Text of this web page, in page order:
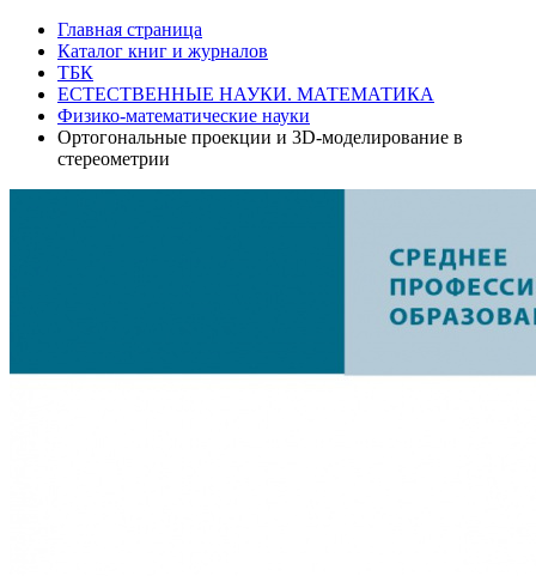
Главная страница
Каталог книг и журналов
ТБК
ЕСТЕСТВЕННЫЕ НАУКИ. МАТЕМАТИКА
Физико-математические науки
Ортогональные проекции и 3D-моделирование в
стереометрии